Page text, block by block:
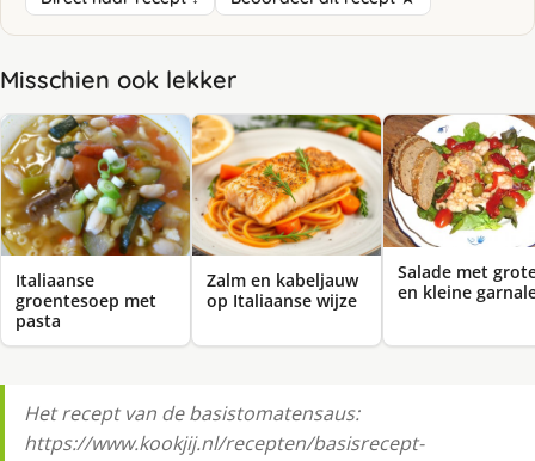
Misschien ook lekker
Italiaanse
groentesoep met
pasta
Zalm en kabeljauw
op Italiaanse wijze
Salade met
en kleine
Het recept van de basistomatensaus:
https://www.kookjij.nl/recepten/basisrecept-